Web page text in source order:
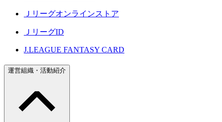
Ｊリーグオンラインストア
ＪリーグID
J.LEAGUE FANTASY CARD
運営組織・活動紹介